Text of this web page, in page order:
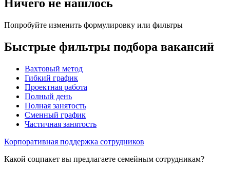
Ничего не нашлось
Попробуйте изменить формулировку или фильтры
Быстрые фильтры подбора вакансий
Вахтовый метод
Гибкий график
Проектная работа
Полный день
Полная занятость
Сменный график
Частичная занятость
Корпоративная поддержка сотрудников
Какой соцпакет вы предлагаете семейным сотрудникам?